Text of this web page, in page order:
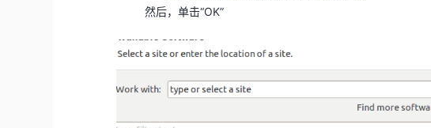
然后，单击“OK”